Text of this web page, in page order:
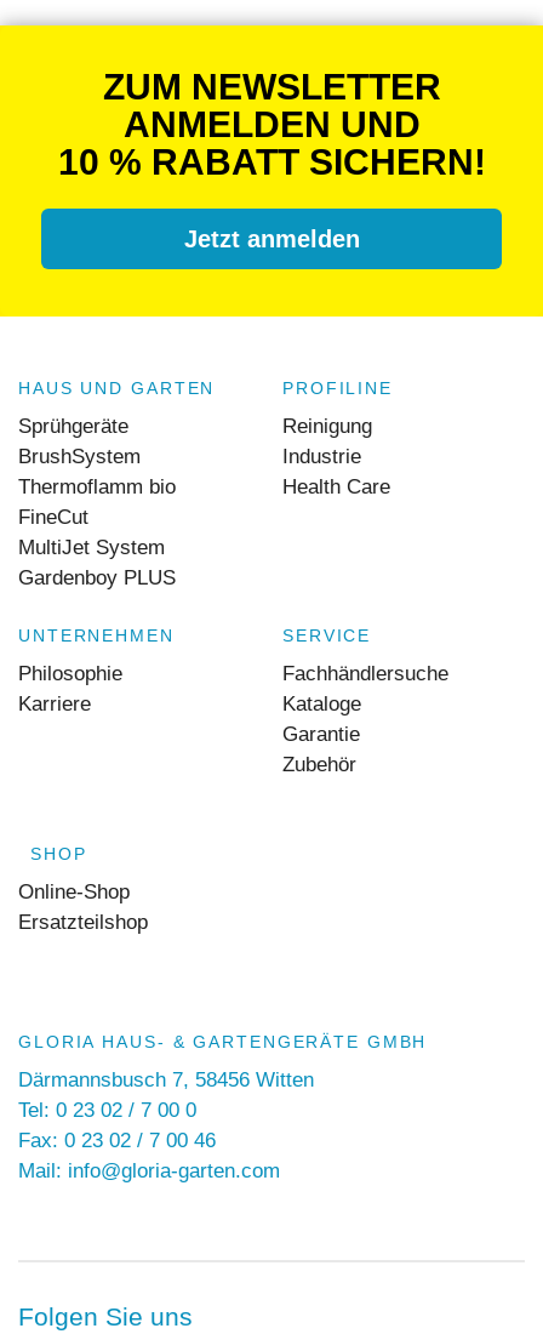
ZUM NEWSLETTER
ANMELDEN UND
10 % RABATT SICHERN!
Jetzt anmelden
HAUS UND GARTEN
Sprühgeräte
BrushSystem
Thermoflamm bio
FineCut
MultiJet System
Gardenboy PLUS
PROFILINE
Reinigung
Industrie
Health Care
UNTERNEHMEN
Philosophie
Karriere
SERVICE
Fachhändlersuche
Kataloge
Garantie
Zubehör
SHOP
Online-Shop
Ersatzteilshop
GLORIA HAUS- & GARTENGERÄTE GMBH
Därmannsbusch 7, 58456 Witten
Tel: 0 23 02 / 7 00 0
Fax: 0 23 02 / 7 00 46
Mail: info@gloria-garten.com
Folgen Sie uns